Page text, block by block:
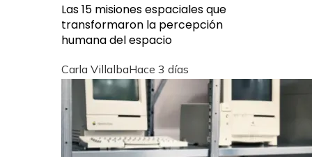
Las 15 misiones espaciales que
transformaron la percepción
humana del espacio
Carla VillalbaHace 3 días